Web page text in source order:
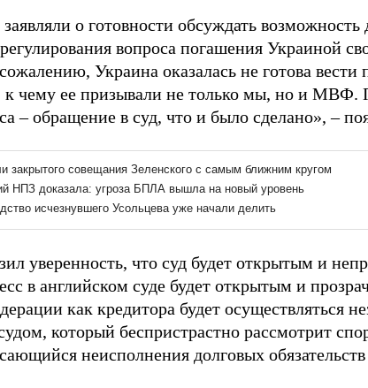
о готовности обсуждать возможность
вопроса погашения Украиной
Украина оказалась не готова вести
к чему ее призывали не только мы, но и МВФ.
– обращение в суд, что и было сделано», –
уверенность, что суд будет открытым и
в английском суде будет открытым и
как кредитора будет осуществляться
который беспристрастно рассмотрит
неисполнения долговых